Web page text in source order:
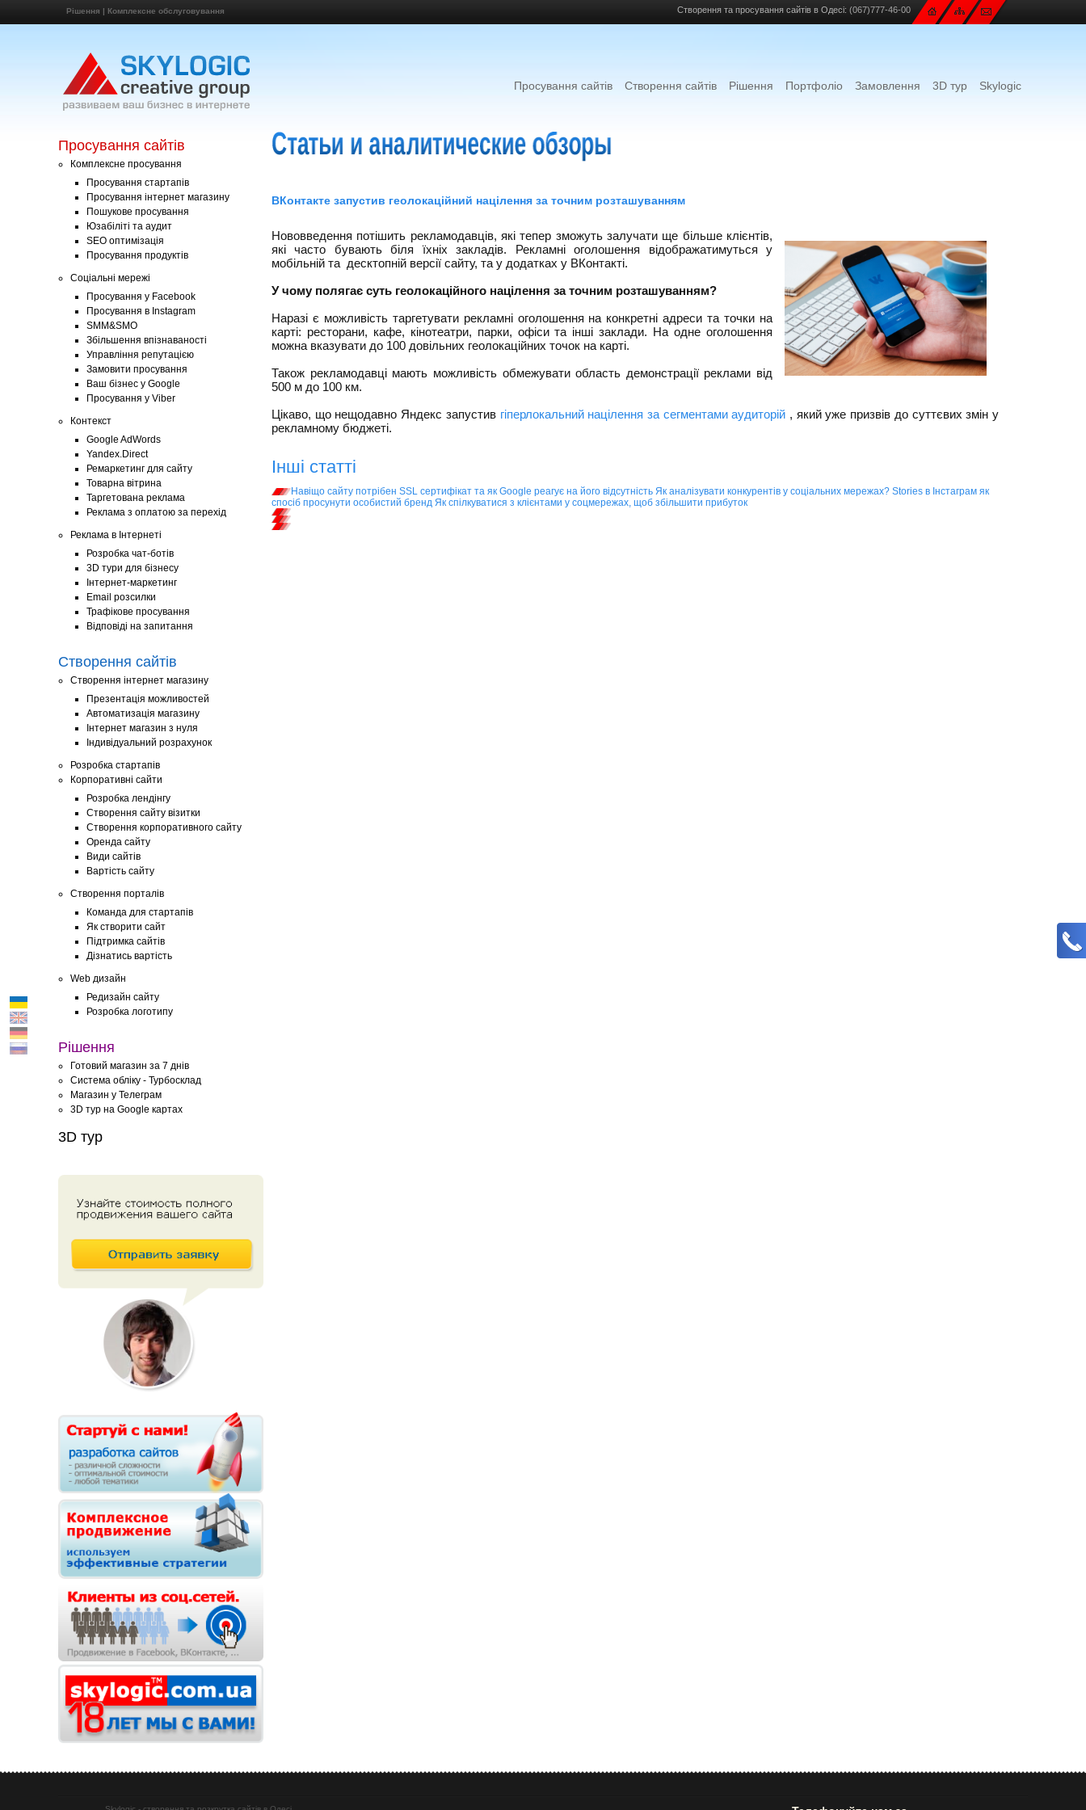
Рішення | Комплексне обслуговування Створення та просування сайтів в Одесі: (067)777-46-00
Просування сайтів Створення сайтів Рішення Портфоліо Замовлення 3D тур Skylogic
Просування сайтів
Комплексне просування
Просування стартапів
Просування інтернет магазину
Пошукове просування
Юзабіліті та аудит
SEO оптимізація
Просування продуктів
Соціальні мережі
Просування у Facebook
Просування в Instagram
SMM&SMO
Збільшення впізнаваності
Управління репутацією
Замовити просування
Ваш бізнес у Google
Просування у Viber
Контекст
Google AdWords
Yandex.Direct
Ремаркетинг для сайту
Товарна вітрина
Таргетована реклама
Реклама з оплатою за перехід
Реклама в Інтернеті
Розробка чат-ботів
3D тури для бізнесу
Інтернет-маркетинг
Email розсилки
Трафікове просування
Відповіді на запитання
Створення сайтів
Створення інтернет магазину
Презентація можливостей
Автоматизація магазину
Інтернет магазин з нуля
Індивідуальний розрахунок
Розробка стартапів
Корпоративні сайти
Розробка лендінгу
Створення сайту візитки
Створення корпоративного сайту
Оренда сайту
Види сайтів
Вартість сайту
Створення порталів
Команда для стартапів
Як створити сайт
Підтримка сайтів
Дізнатись вартість
Web дизайн
Редизайн сайту
Розробка логотипу
Рішення
Готовий магазин за 7 днів
Система обліку - Турбосклад
Магазин у Телеграм
3D тур на Google картах
3D тур
ВКонтакте запустив геолокаційний націлення за точним розташуванням
Нововведення потішить рекламодавців, які тепер зможуть залучати ще більше клієнтів,
які часто бувають біля їхніх закладів. Рекламні оголошення відображатимуться у
мобільній та десктопній версії сайту, та у додатках у ВКонтакті.
У чому полягає суть геолокаційного націлення за точним розташуванням?
Наразі є можливість таргетувати рекламні оголошення на конкретні адреси та точки на
карті: ресторани, кафе, кінотеатри, парки, офіси та інші заклади. На одне оголошення
можна вказувати до 100 довільних геолокаційних точок на карті.
Також рекламодавці мають можливість обмежувати область демонстрації реклами від
500 м до 100 км.
Цікаво, що нещодавно Яндекс запустив гіперлокальний націлення за сегментами аудиторій , який уже призвів до суттєвих змін у
рекламному бюджеті.
Інші статті
Навіщо сайту потрібен SSL сертифікат та як Google реагує на його відсутність Як аналізувати конкурентів у соціальних мережах? Stories в Інстаграм як
спосіб просунути особистий бренд Як спілкуватися з клієнтами у соцмережах, щоб збільшити прибуток